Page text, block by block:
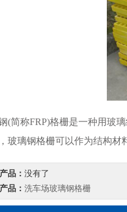
(简称FRP)格栅是一种用玻
玻璃钢格栅可以作为结构材
品： 没有了
品： 洗车场玻璃钢格栅